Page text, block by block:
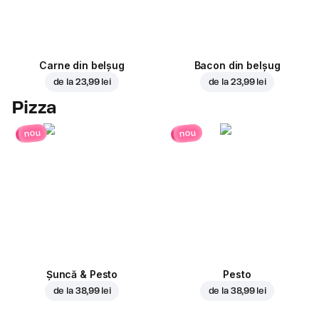
Carne din belșug
de la 23,99 lei
Bacon din belșug
de la 23,99 lei
Pizza
nou
Șuncă & Pesto
de la 38,99 lei
nou
Pesto
de la 38,99 lei